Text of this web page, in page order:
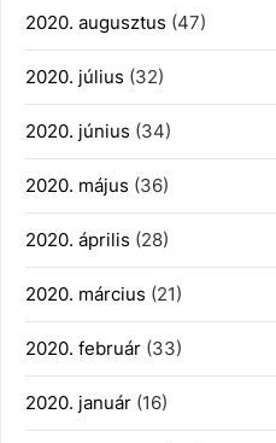
2020. augusztus (47)
2020. július (32)
2020. június (34)
2020. május (36)
2020. április (28)
2020. március (21)
2020. február (33)
2020. január (16)